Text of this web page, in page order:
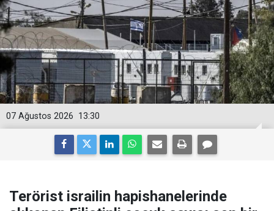
13:30
07 Ağustos 2026
Terörist israilin hapishanelerinde